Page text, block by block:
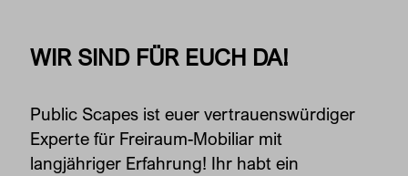
WIR SIND FÜR EUCH DA!
Public Scapes ist euer vertrauenswürdiger
Experte für Freiraum-Mobiliar mit
langjähriger Erfahrung! Ihr habt ein